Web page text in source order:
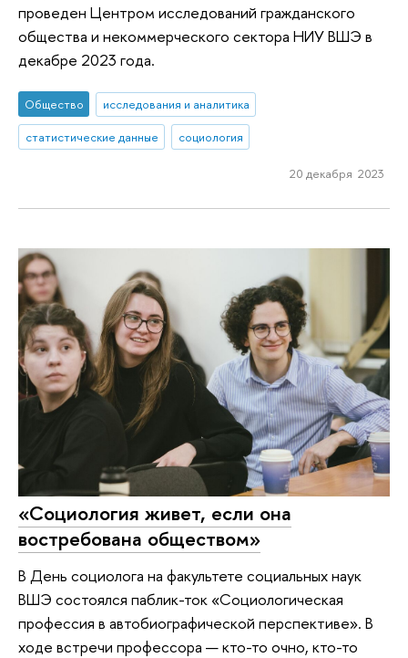
проведен Центром исследований гражданского
общества и некоммерческого сектора НИУ ВШЭ в
декабре 2023 года.
Общество
исследования и аналитика
статистические данные
социология
20 декабря 2023
«Социология живет, если она
востребована обществом»
В День социолога на факультете социальных наук
ВШЭ состоялся паблик-ток «Социологическая
профессия в автобиографической перспективе». В
ходе встречи профессора — кто-то очно, кто-то